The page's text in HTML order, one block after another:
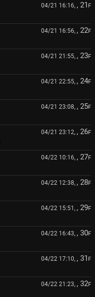
04/21 16:16, , 21 F
04/21 16:56, , 22F
04/21 21:55, , 23F
04/21 22:55, , 24F
04/21 23:08, , 25F
04/21 23:12, , 26F
04/22 10:16, , 27F
04/22 12:38, , 28F
04/22 15:51, , 29F
04/22 16:43, , 30F
04/22 17:10, , 31 F
04/22 21:23, , 32F